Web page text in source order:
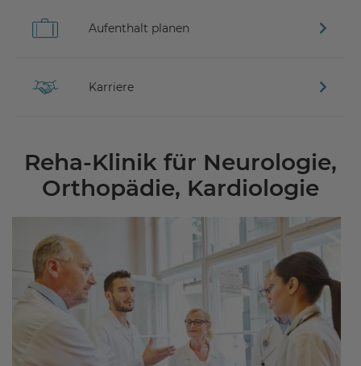
Aufenthalt planen
Karriere
Reha-Klinik für Neurologie,
Orthopädie, Kardiologie